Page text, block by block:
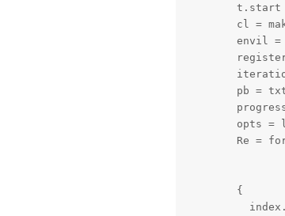
t.start
cl =
envil =
pb =
opts =
Re =
        {